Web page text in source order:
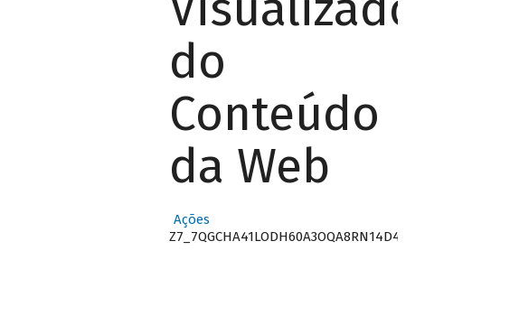
do
Conteúdo
da Web
Ações
Z7_7QGCHA41LODH60A3OQA8RN14D4